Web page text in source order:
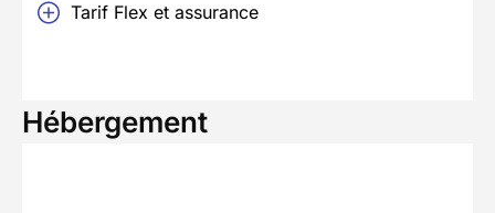
Tarif Flex et assurance
Hébergement